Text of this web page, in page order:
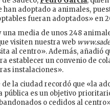
han adoptado a animales,
fueran adoptados» en
una media de unos 248
visiten nuestra web
al centro». Además, añadió
establecer un convenio de
instalaciones».
la ciudad recordó que «la
pública es un objetivo
o cedidos al